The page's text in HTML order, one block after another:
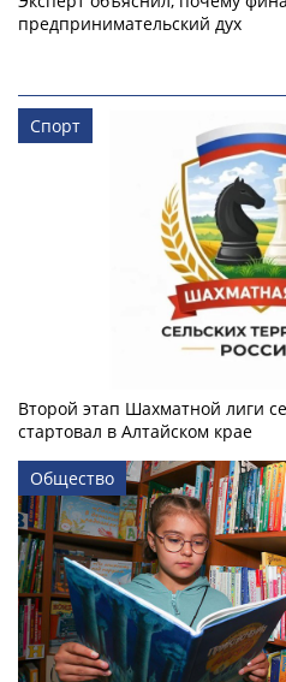
предпринимательский дух
Спорт
Второй этап Шахматной лиги
стартовал в Алтайском крае
Общество